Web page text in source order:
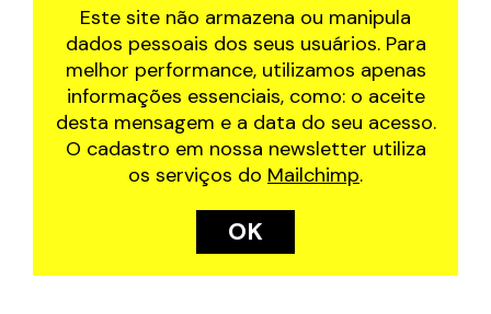
Este site não armazena ou manipula
dados pessoais dos seus usuários. Para
melhor performance, utilizamos apenas
informações essenciais, como: o aceite
desta mensagem e a data do seu acesso.
O cadastro em nossa newsletter utiliza
os serviços do Mailchimp.
OK